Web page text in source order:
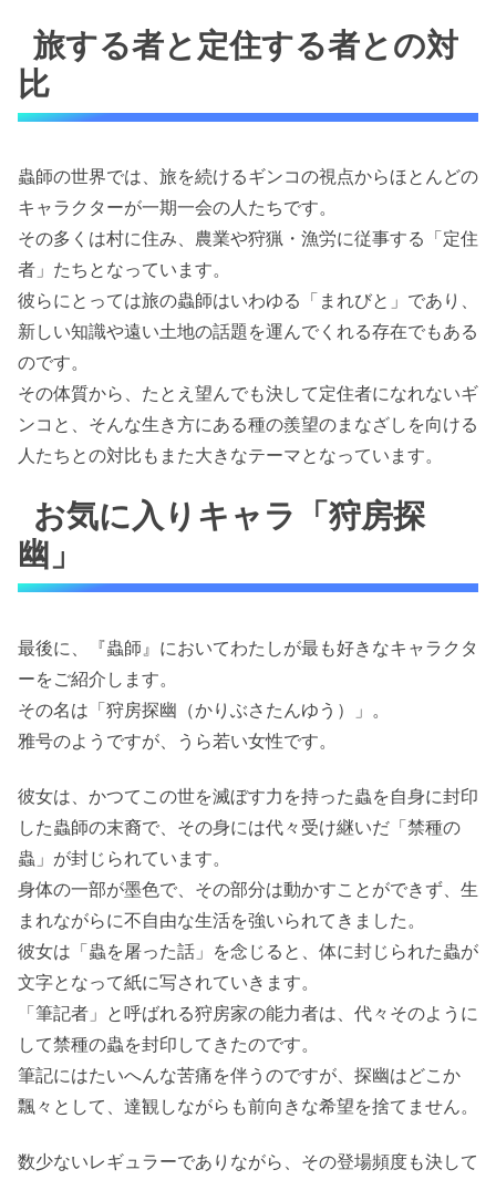
旅する者と定住する者との対
比
蟲師の世界では、旅を続けるギンコの視点からほとんどの
キャラクターが一期一会の人たちです。
その多くは村に住み、農業や狩猟・漁労に従事する「定住
者」たちとなっています。
彼らにとっては旅の蟲師はいわゆる「まれびと」であり、
新しい知識や遠い土地の話題を運んでくれる存在でもある
のです。
その体質から、たとえ望んでも決して定住者になれないギ
ンコと、そんな生き方にある種の羨望のまなざしを向ける
人たちとの対比もまた大きなテーマとなっています。
お気に入りキャラ「狩房探
幽」
最後に、『蟲師』においてわたしが最も好きなキャラクタ
ーをご紹介します。
その名は「狩房探幽（かりぶさたんゆう）」。
雅号のようですが、うら若い女性です。
彼女は、かつてこの世を滅ぼす力を持った蟲を自身に封印
した蟲師の末裔で、その身には代々受け継いだ「禁種の
蟲」が封じられています。
身体の一部が墨色で、その部分は動かすことができず、生
まれながらに不自由な生活を強いられてきました。
彼女は「蟲を屠った話」を念じると、体に封じられた蟲が
文字となって紙に写されていきます。
「筆記者」と呼ばれる狩房家の能力者は、代々そのように
して禁種の蟲を封印してきたのです。
筆記にはたいへんな苦痛を伴うのですが、探幽はどこか
飄々として、達観しながらも前向きな希望を捨てません。
数少ないレギュラーでありながら、その登場頻度も決して